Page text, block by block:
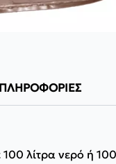
λίτρα νερό ή